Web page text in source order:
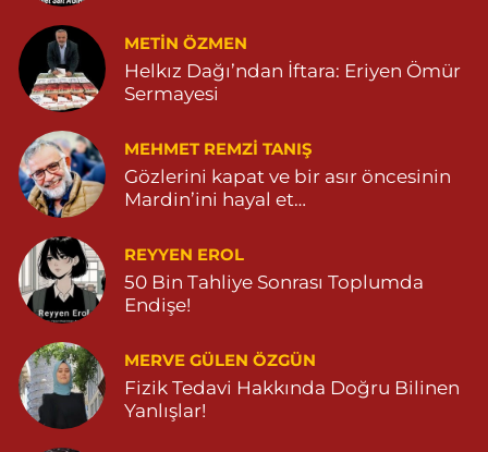
METIN ÖZMEN
Helkız Dağı’ndan İftara: Eriyen Ömür
Sermayesi
MEHMET REMZI TANIŞ
Gözlerini kapat ve bir asır öncesinin
Mardin’ini hayal et…
REYYEN EROL
50 Bin Tahliye Sonrası Toplumda
Endişe!
MERVE GÜLEN ÖZGÜN
Fizik Tedavi Hakkında Doğru Bilinen
Yanlışlar!